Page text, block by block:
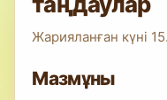
Жарияланған күні
Мазмұны